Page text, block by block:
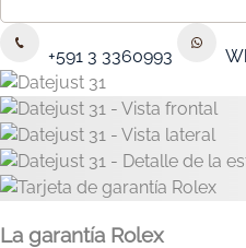
+591 3 3360993
La garantía Rolex